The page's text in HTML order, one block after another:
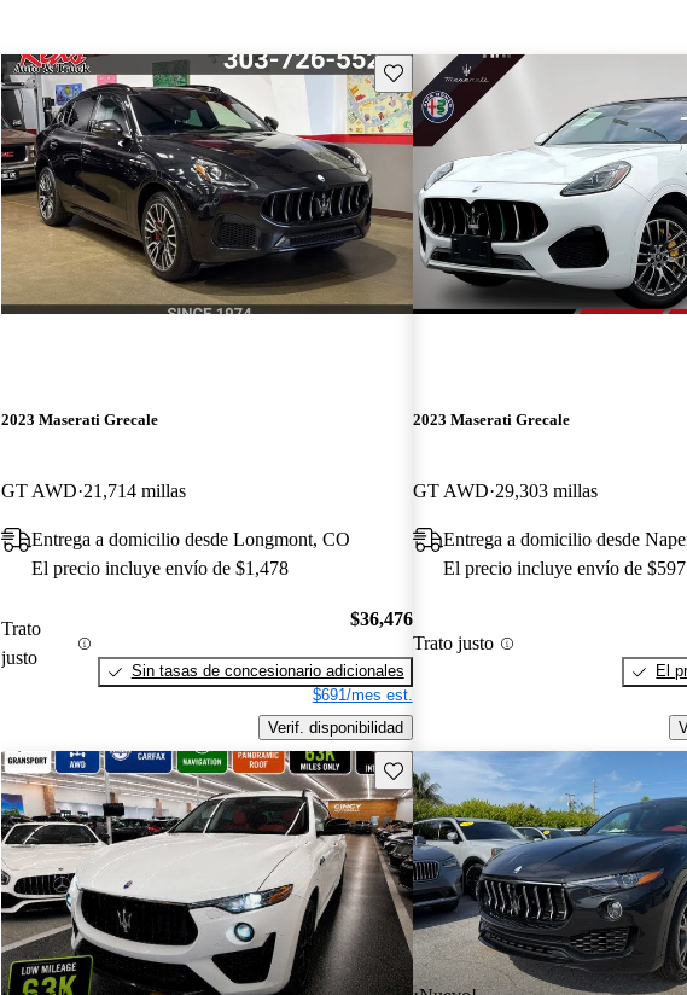
Guarda este Aviso
2023 Maserati Grecale
GT AWD 21,714 millas
Entrega a domicilio desde Longmont, CO
El precio incluye envío de $1,478
Trato
justo
$36,476
Sin tasas de concesionario adicionales
$691/mes est.
Verif. disponibilidad
2023 Maserati Grecale
GT AWD 29,303 millas
Entrega a domicilio desde
El precio incluye envío de $597
Trato justo
El
Guarda este Aviso